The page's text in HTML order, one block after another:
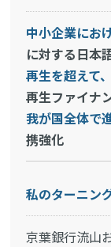
中小企業にお
に対する日本
再生を超えて
再生ファイナ
我が国全体で
携強化
私のターニン
京葉銀行流山